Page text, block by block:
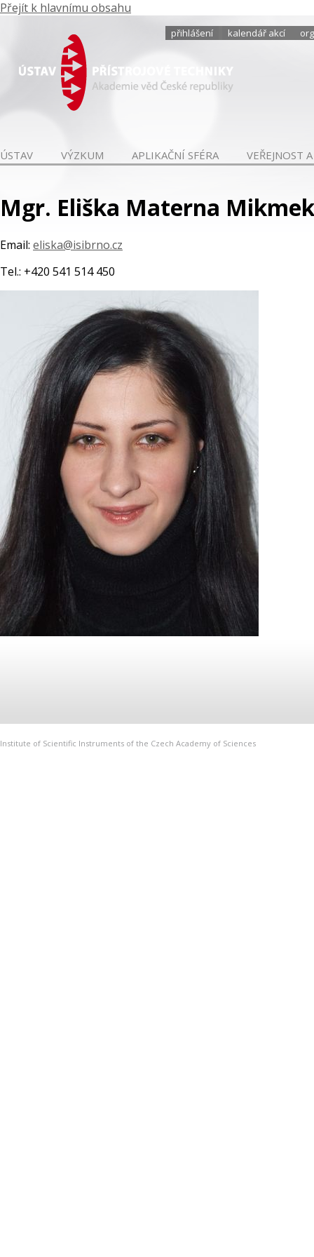
Přejít k hlavnímu obsahu
přihlášení kalendář akcí
ÚSTAV VÝZKUM APLIKAČNÍ SFÉRA VEŘEJNOST
Mgr. Eliška Materna
Email: eliska@isibrno.cz
Tel.: +420 541 514 450
Institute of Scientific Instruments of the Czech Academy of Sciences